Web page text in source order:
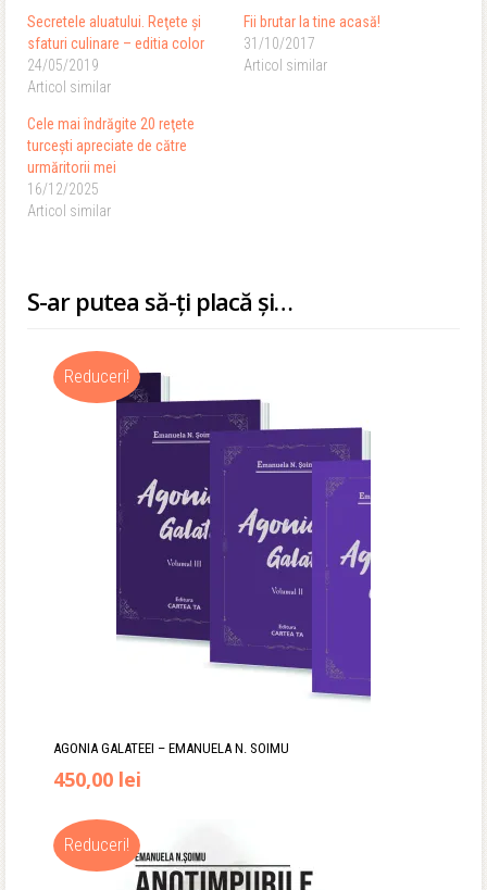
Secretele aluatului. Reţete şi
sfaturi culinare – editia color
24/05/2019
Articol similar
Fii brutar la tine acasă!
31/10/2017
Articol similar
Cele mai îndrăgite 20 reţete
turceşti apreciate de către
urmăritorii mei
16/12/2025
Articol similar
S-ar putea să-ți placă și…
Reduceri!
AGONIA GALATEEI – EMANUELA N. SOIMU
Prețul
inițial
a
450,00 lei
este:
Reduceri!